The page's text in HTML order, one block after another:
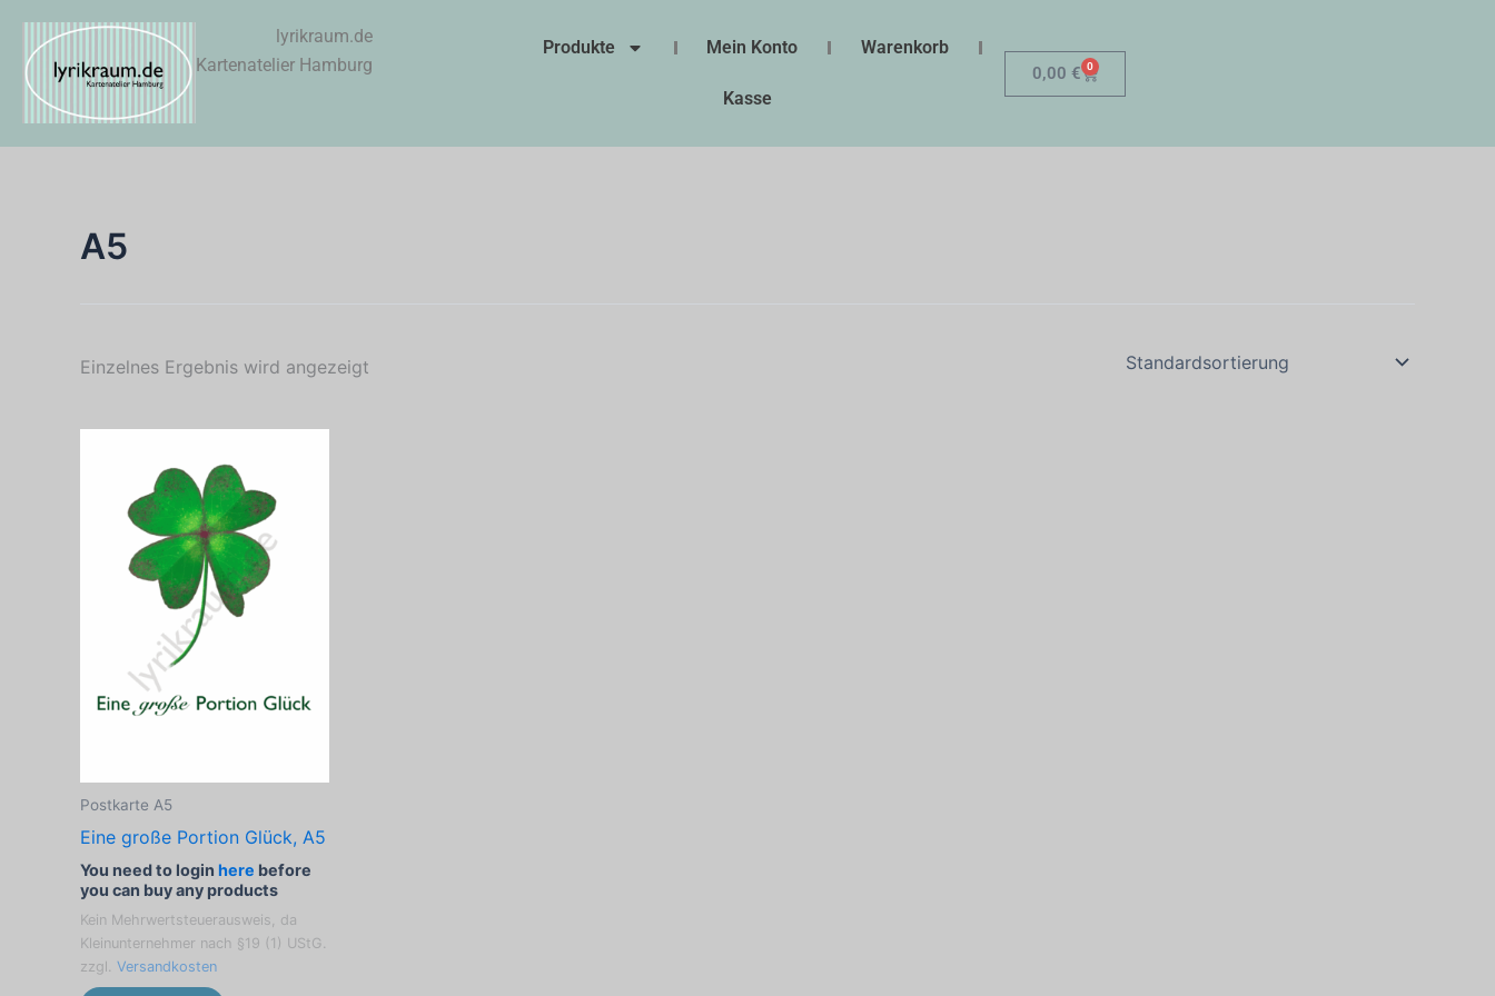
Inhalt
springen
lyrikraum.de
Kartenatelier Hamburg
Produkte Mein Konto Warenkorb
Kasse
0,00 € 0
Warenkorb
A5
Einzelnes Ergebnis wird angezeigt
Postkarte A5
Eine große Portion Glück, A5
You need to login here before
you can buy any products
Kein Mehrwertsteuerausweis, da
Kleinunternehmer nach §19 (1) UStG.
zzgl. Versandkosten